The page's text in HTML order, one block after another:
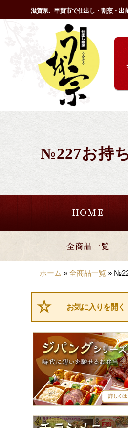
ン
滋賀県、甲賀市で仕出し・割烹・出
№227お持
ホーム » 全商品一覧 »
お気に入りを開く
ジ
ン
グ
ー
ズ
チ